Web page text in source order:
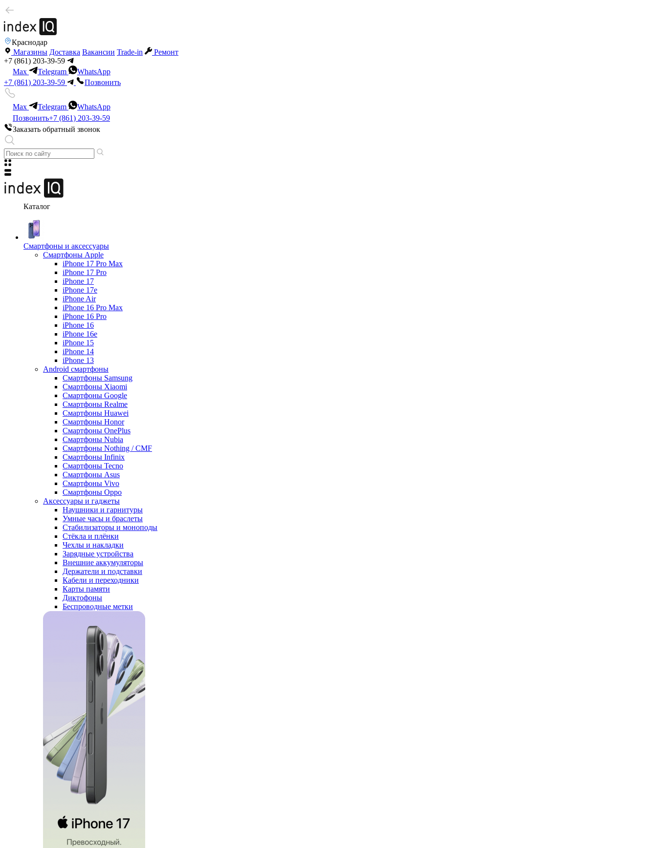
Краснодар
Магазины Доставка Вакансии Trade-in
Ремонт
+7 (861) 203-39-59
Max
Telegram
WhatsApp
+7 (861) 203-39-59
Позвонить
Max Telegram
WhatsApp
Позвонить+7 (861) 203-39-59
Заказать обратный звонок
Каталог
Смартфоны и аксессуары
Смартфоны Apple
iPhone 17 Pro Max
iPhone 17 Pro
iPhone 17
iPhone 17e
iPhone Air
iPhone 16 Pro Max
iPhone 16 Pro
iPhone 16
iPhone 16e
iPhone 15
iPhone 14
iPhone 13
Android cмартфоны
Смартфоны Samsung
Смартфоны Xiaomi
Смартфоны Google
Смартфоны Realme
Смартфоны Huawei
Смартфоны Honor
Смартфоны OnePlus
Смартфоны Nubia
Смартфоны Nothing / CMF
Смартфоны Infinix
Смартфоны Tecno
Смартфоны Asus
Смартфоны Vivo
Смартфоны Oppo
Аксессуары и гаджеты
Наушники и гарнитуры
Умные часы и браслеты
Стабилизаторы и моноподы
Стёкла и плёнки
Чехлы и накладки
Зарядные устройства
Внешние аккумуляторы
Держатели и подставки
Кабели и переходники
Карты памяти
Диктофоны
Беспроводные метки